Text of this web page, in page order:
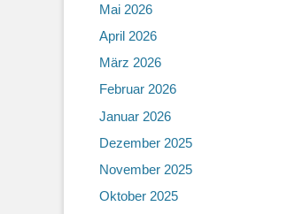
Mai 2026
April 2026
März 2026
Februar 2026
Januar 2026
Dezember 2025
November 2025
Oktober 2025